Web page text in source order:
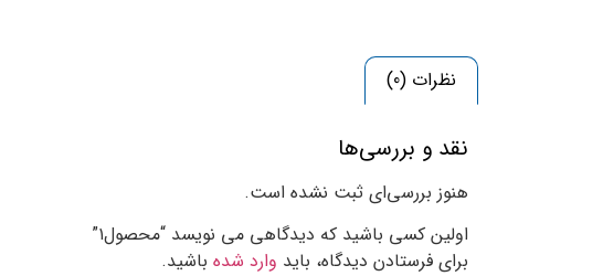
نظرات (0)
نقد و بررسی‌ها
هنوز بررسی‌ای ثبت نشده است.
اولین کسی باشید که دیدگاهی می نویسد “محصول۱”
برای فرستادن دیدگاه، باید وارد شده باشید.